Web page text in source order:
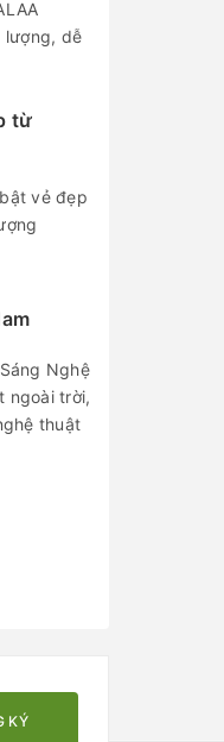
lượng, dễ
từ
vẻ đẹp
Nghệ
ngoài trời,
thuật
KÝ